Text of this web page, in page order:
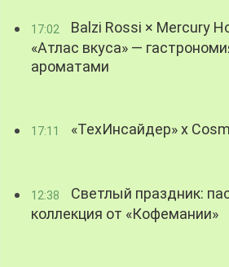
17:02
Balzi Rossi × Mercury
«Атлас вкуса» —
ароматами
17:11 «ТехИнсайдер» х
12:38
Светлый праздник:
коллекция от «Кофемании»